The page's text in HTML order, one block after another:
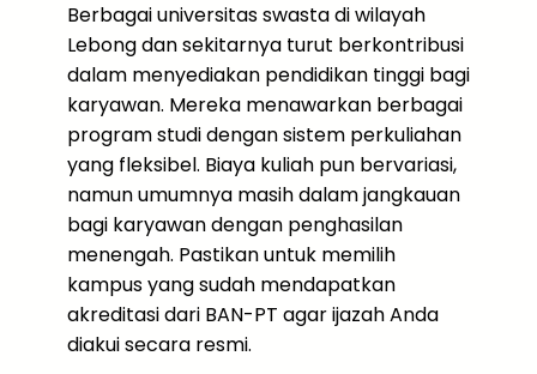
Berbagai universitas swasta di wilayah
Lebong dan sekitarnya turut berkontribusi
dalam menyediakan pendidikan tinggi bagi
karyawan. Mereka menawarkan berbagai
program studi dengan sistem perkuliahan
yang fleksibel. Biaya kuliah pun bervariasi,
namun umumnya masih dalam jangkauan
bagi karyawan dengan penghasilan
menengah. Pastikan untuk memilih
kampus yang sudah mendapatkan
akreditasi dari BAN-PT agar ijazah Anda
diakui secara resmi.